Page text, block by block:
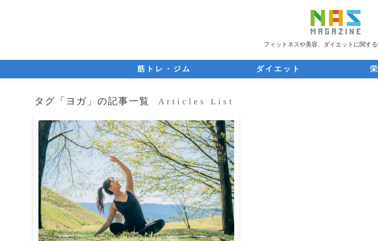
フィットネスや美容、ダイエットに関す
筋トレ・ジム ダイエット
タグ「ヨガ」の記事一覧 Articles List